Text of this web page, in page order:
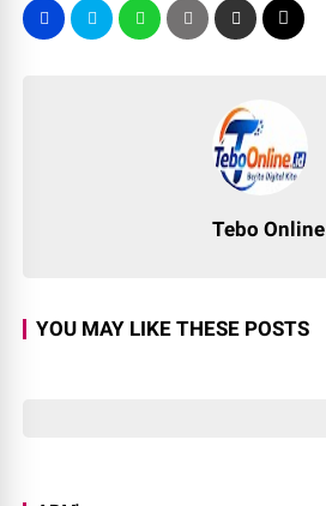
Tebo Online
YOU MAY LIKE THESE POSTS